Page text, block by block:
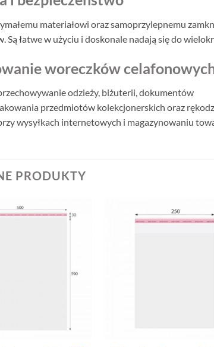
materiałowi oraz samoprzylepnemu
Są łatwe w użyciu i doskonale nadają się do
woreczków
odzieży, biżuterii, dokumentów
przedmiotów kolekcjonerskich oraz
wysyłkach internetowych i magazynowaniu
PRODUKTY